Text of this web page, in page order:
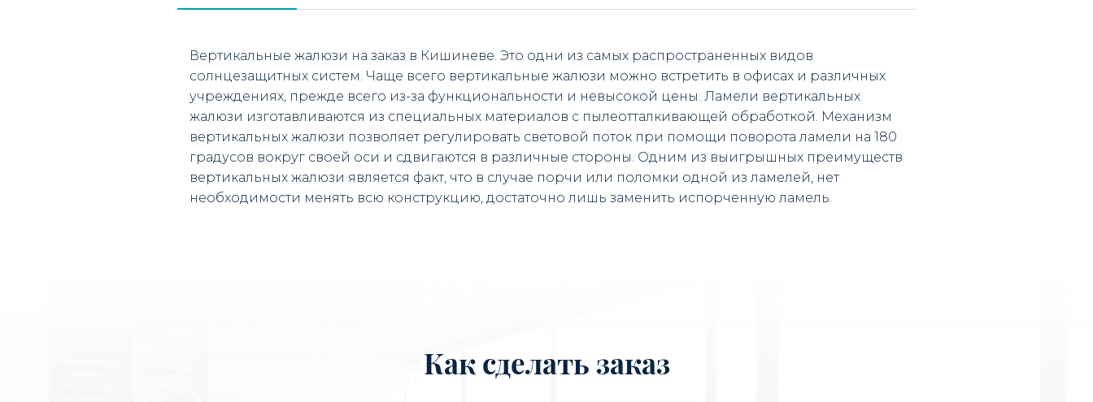
Вертикальные жалюзи на заказ в Кишиневе. Это одни из самых распространенных видов
солнцезащитных систем. Чаще всего вертикальные жалюзи можно встретить в офисах и различных
учреждениях, прежде всего из-за функциональности и невысокой цены. Ламели вертикальных
жалюзи изготавливаются из специальных материалов с пылеотталкивающей обработкой. Механизм
вертикальных жалюзи позволяет регулировать световой поток при помощи поворота ламели на 180
градусов вокруг своей оси и сдвигаются в различные стороны. Одним из выигрышных преимуществ
вертикальных жалюзи является факт, что в случае порчи или поломки одной из ламелей, нет
необходимости менять всю конструкцию, достаточно лишь заменить испорченную ламель.
Как сделать заказ